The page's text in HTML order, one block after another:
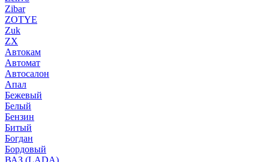
Zibar
ZOTYE
Zuk
ZX
Автокам
Автомат
Автосалон
Апал
Бежевый
Белый
Бензин
Битый
Богдан
Бордовый
ВАЗ (LADA)